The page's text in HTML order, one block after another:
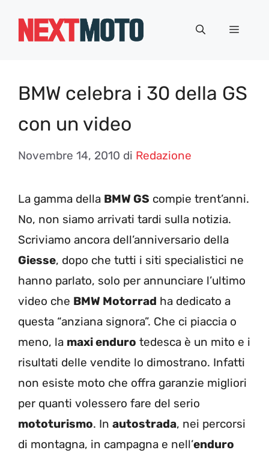
Menu
BMW celebra i 30 della GS
con un video
Novembre 14, 2010 di Redazione
La gamma della BMW GS compie trent’anni.
No, non siamo arrivati tardi sulla notizia.
Scriviamo ancora dell’anniversario della
Giesse, dopo che tutti i siti specialistici ne
hanno parlato, solo per annunciare l’ultimo
video che BMW Motorrad ha dedicato a
questa “anziana signora”. Che ci piaccia o
meno, la maxi enduro tedesca è un mito e i
risultati delle vendite lo dimostrano. Infatti
non esiste moto che offra garanzie migliori
per quanti volessero fare del serio
mototurismo. In autostrada, nei percorsi
di montagna, in campagna e nell’enduro